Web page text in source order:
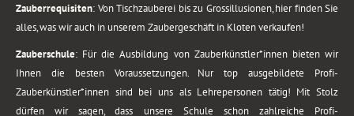
Zauberrequisiten: Von Tischzauberei bis zu Grossillusionen, hier finden Sie
alles, was wir auch in unserem Zaubergeschäft in Kloten verkaufen!
Zauberschule: Für die Ausbildung von Zauberkünstler*innen bieten wir
Ihnen die besten Voraussetzungen. Nur top ausgebildete Profi-
Zauberkünstler*innen sind bei uns als Lehrepersonen tätig! Mit Stolz
dürfen wir sagen, dass unsere Schule schon zahlreiche Profi-